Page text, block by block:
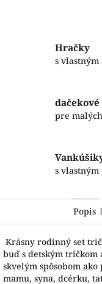
Hračky
s vlastným
pre
s
Popis
Krásny rodinný set
buď s detským tričkom
skvelým spôsobom
mamu, syna, dcérku,